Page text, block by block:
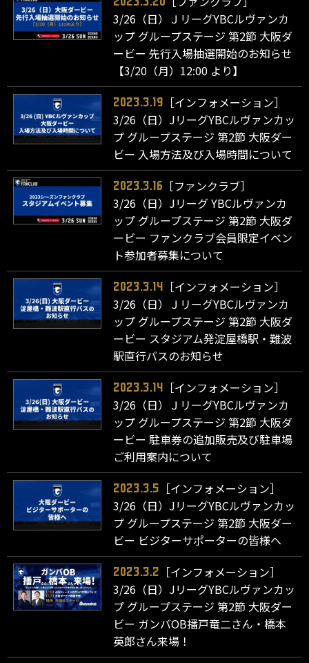
3/26（日）ＪリーグYBCルヴァンカ
ップ グループステージ 第2節 大阪ダ
ービー 先行入場抽選開始のお知らせ
【3/20（月）12:00 より】
2023.3.19
［インフォメーション］
3/26（日）JリーグYBCルヴァンカッ
プ グループステージ 第2節 大阪ダー
ビー 入場方法及び入場時間について
2023.3.16
［ファンクラブ］
3/26（日）Jリーグ YBCルヴァンカ
ップ グループステージ 第2節 大阪ダ
ービー ファンクラブ会員限定イベン
ト参加者募集について
2023.3.14
［インフォメーション］
3/26（日）ＪリーグYBCルヴァンカ
ップ グループステージ 第2節 大阪ダ
ービー スタジアム発淀屋橋駅・難波
駅直行バスのお知らせ
2023.3.14
［インフォメーション］
3/26（日）ＪリーグYBCルヴァンカ
ップ グループステージ 第2節 大阪ダ
ービー 駐車券の追加販売及び駐車場
ご利用案内について
2023.3.5
［インフォメーション］
3/26（日）JリーグYBCルヴァンカッ
プ グループステージ 第2節 大阪ダー
ビー ビジターサポーターの皆様へ
2023.3.2
［インフォメーション］
3/26（日）JリーグYBCルヴァンカッ
プ グループステージ 第2節 大阪ダー
ビー ガンバOB播戸竜二さん・橋本
英郎さん来場！